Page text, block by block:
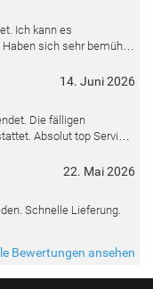
Ich kann es
14. Juni 2026
Die fälligen
Absolut top Service
22. Mai 2026
Bewertungen ansehen